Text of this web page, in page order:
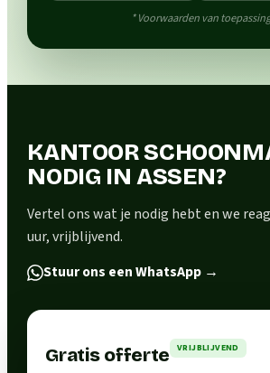
* Voorwaarden van
KANTOOR
NODIG IN ASSEN?
Vertel ons wat je nodig hebt en we
uur, vrijblijvend.
Stuur ons een WhatsApp →
Gratis offerte VRIJBLIJVEND